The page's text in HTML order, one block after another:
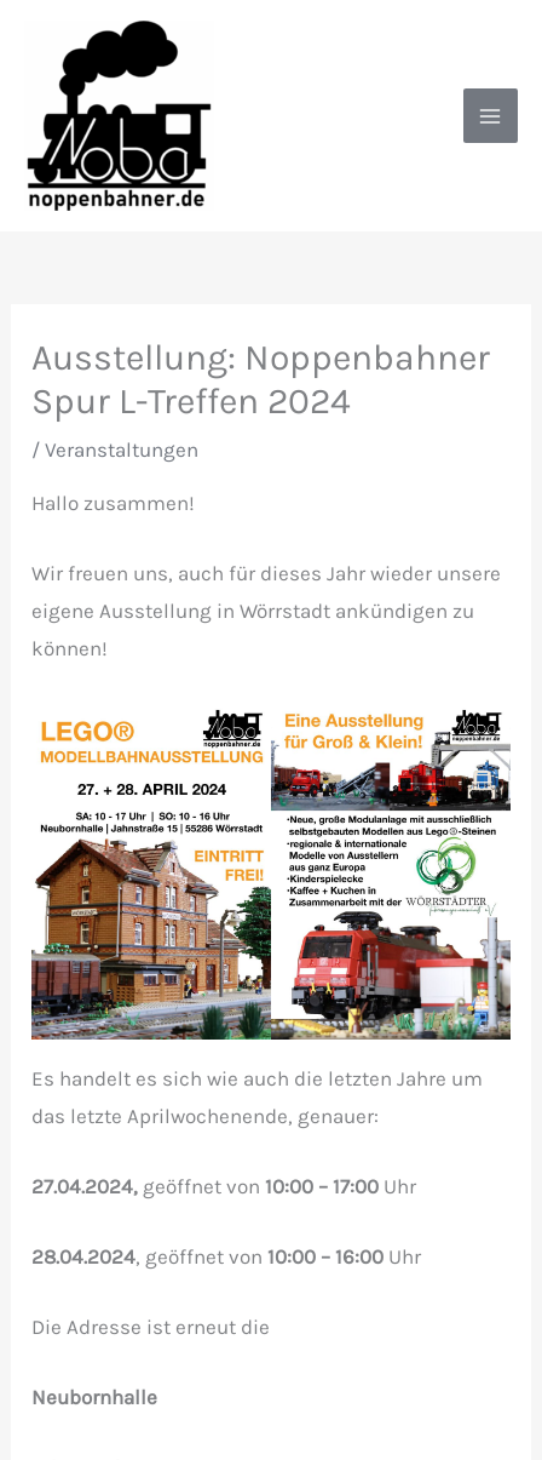
springen
Ausstellung: Noppenbahner
Spur L-Treffen 2024
/Veranstaltungen
Hallo zusammen!
Wir freuen uns, auch für dieses Jahr wieder unsere
eigene Ausstellung in Wörrstadt ankündigen zu
können!
Es handelt es sich wie auch die letzten Jahre um
das letzte Aprilwochenende, genauer:
27.04.2024, geöffnet von10:00 – 17:00 Uhr
28.04.2024, geöffnet von10:00 – 16:00 Uhr
Die Adresse ist erneut die
Neubornhalle